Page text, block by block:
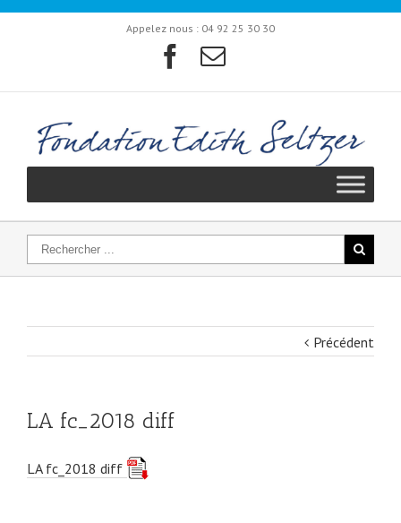
Appelez nous : 04 92 25 30 30
Précédent
LA fc_2018 diff
LA fc_2018 diff